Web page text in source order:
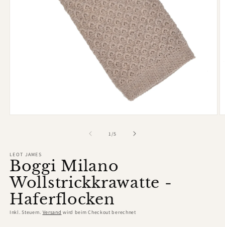
1 /von
5
LEOT JAMES
Boggi Milano
Wollstrickkrawatte -
Haferflocken
Inkl. Steuern. Versand wird beim Checkout berechnet